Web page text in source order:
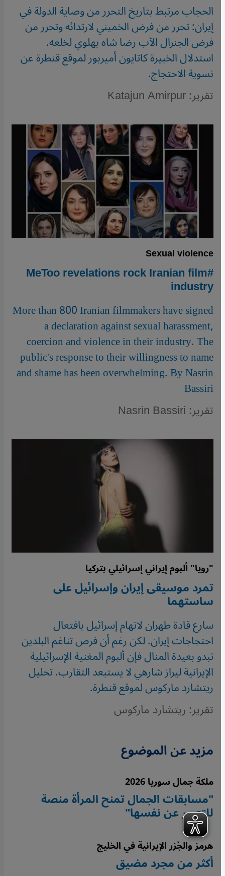
الحجاب مرتبط بتاريخ التحرر من وصاية الدولة في
إيران: تحرر من فرض الخميني لارتدائه وتحرر من
فرض الجنرال الأب رضا شاه بهلوي لخلعه.
استدلال الخبيرة كاتايون أميربور لموقع قنطرة عن
نسوية الاحتجاج.
تقرير: Katajun Amirpur
Sexual violence
#MeToo revelations rock Iranian film
industry
More than 800 Iranian filmmakers have signed
a declaration against sexual harassment,
coercion and violence in their industry. The
public's response to their willingness to name
and shame has been overwhelming. By Nasrin
Bassiri
تقرير: Nasrin Bassiri
"رويا" ألبوم إيراني إسرائيلي بتركيا
تمرد موسيقى إيران وإسرائيل على
ساستهما
سارع قادة طهران لاتهام إسرائيل بافتعال
احتجاجات إيران. لكن رغم أن فرص تناغم البلدين
تبدو بعيدة المنال فإن ألبوم المغنية الإسرائيلية
الإيرانية ليراز شارهي لا يستبعد التقارب. تحليل
ريتشارد ماركوس لموقع قنطرة.
تقرير: ريتشارد ماركوس
مزيد عن الموضوع
ملكة جمال سوريا 2026
"مسابقات الجمال تمنح المرأة منصة
للتعبير عن نفسها"
هرمز والجُزر الإيرانية في الخليج
أكثر من مجرد مضيق